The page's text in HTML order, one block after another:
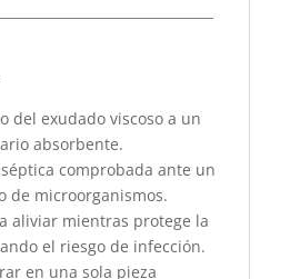
del exudado viscoso a un
absorbente.
comprobada ante un
de microorganismos.
aliviar mientras protege la
el riesgo de infección.
en una sola pieza